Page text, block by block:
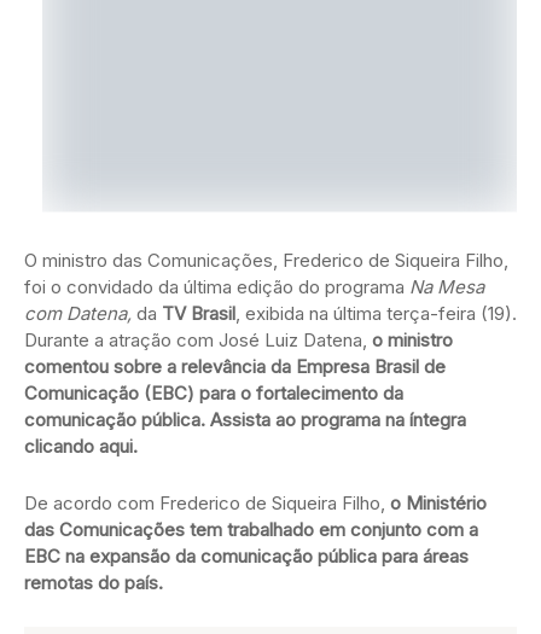
O ministro das Comunicações, Frederico de Siqueira Filho,
foi o convidado da última edição do programa Na Mesa
com Datena, da TV Brasil, exibida na última terça-feira (19).
Durante a atração com José Luiz Datena, o ministro
comentou sobre a relevância da Empresa Brasil de
Comunicação (EBC) para o fortalecimento da
comunicação pública. Assista ao programa na íntegra
clicando aqui.
De acordo com Frederico de Siqueira Filho, o Ministério
das Comunicações tem trabalhado em conjunto com a
EBC na expansão da comunicação pública para áreas
remotas do país.